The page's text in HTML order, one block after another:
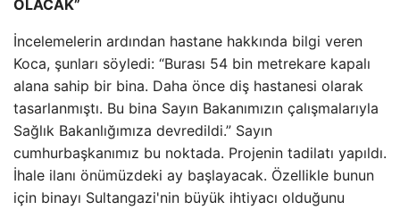
OLACAK”
İncelemelerin ardından hastane hakkında bilgi veren
Koca, şunları söyledi: “Burası 54 bin metrekare kapalı
alana sahip bir bina. Daha önce diş hastanesi olarak
tasarlanmıştı. Bu bina Sayın Bakanımızın çalışmalarıyla
Sağlık Bakanlığımıza devredildi.” Sayın
cumhurbaşkanımız bu noktada. Projenin tadilatı yapıldı.
İhale ilanı önümüzdeki ay başlayacak. Özellikle bunun
için binayı Sultangazi'nin büyük ihtiyacı olduğunu